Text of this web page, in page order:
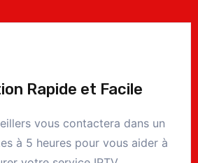
Rapide et Facile
vous contactera dans un
à 5 heures pour vous aider à